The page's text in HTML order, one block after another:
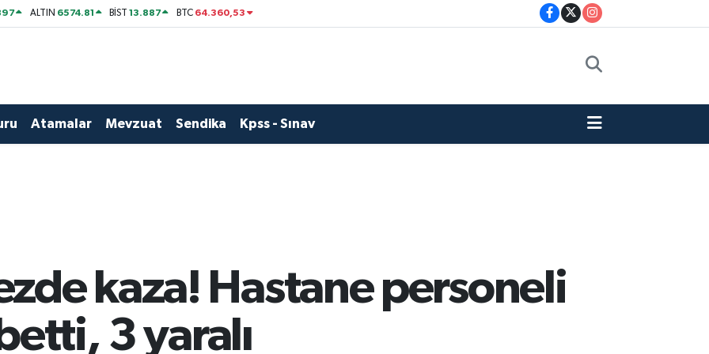
ALTIN 6574.81 BİST13.887 BTC 64.360,53
Atamalar Mevzuat Sendika Kpss - Sınav
kaza! Hastane personeli
3 yaralı